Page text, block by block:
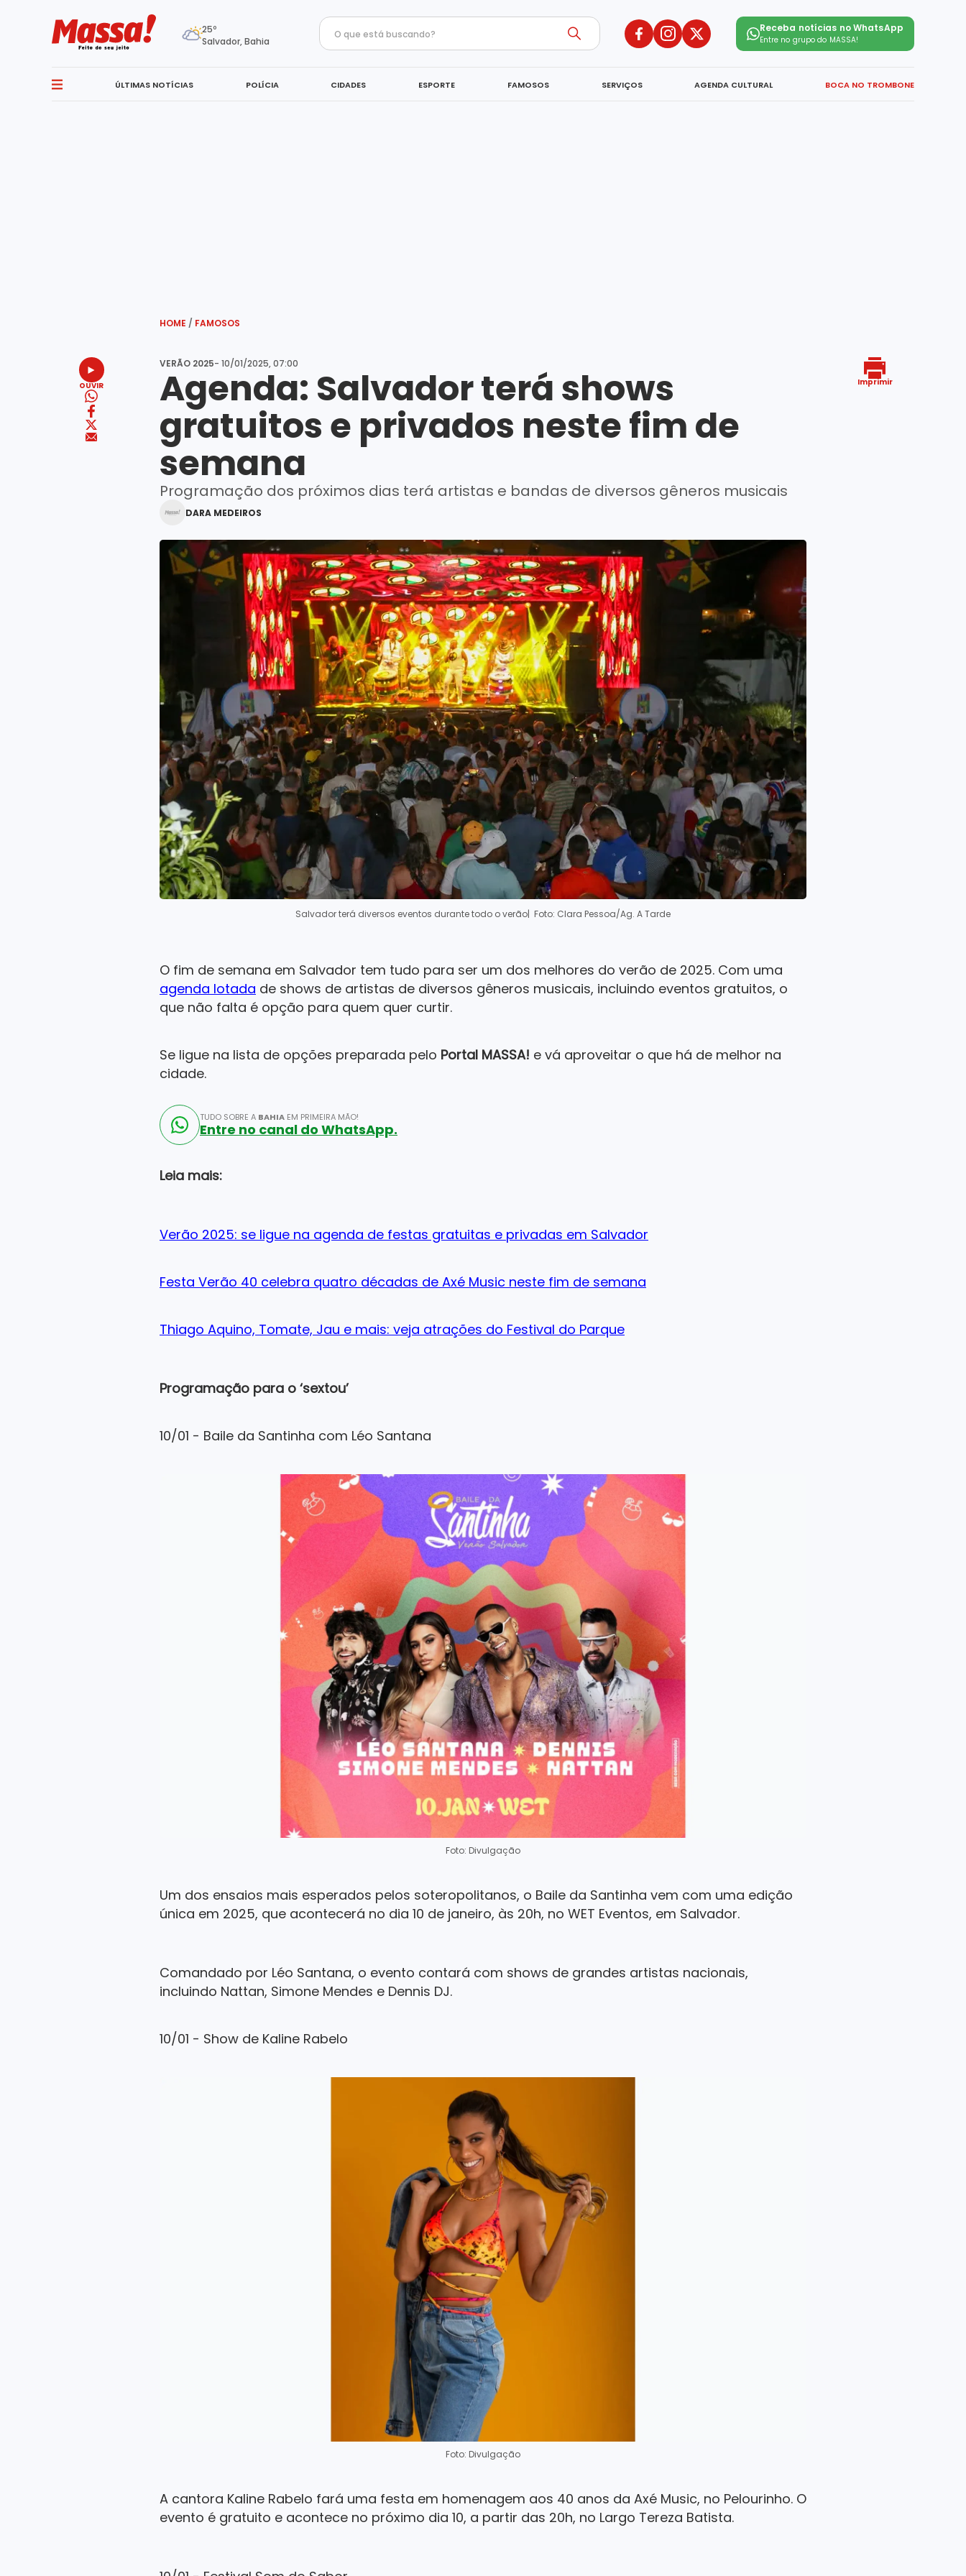
25º
Salvador, Bahia
Receba notícias no WhatsApp
Entre no grupo do MASSA!
ÚLTIMAS NOTÍCIAS POLÍCIA CIDADES ESPORTE FAMOSOS SERVIÇOS AGENDA CULTURAL BOCA NO TROMBONE
HOME / FAMOSOS
OUVIR
VERÃO 2025- 10/01/2025, 07:00
Agenda: Salvador terá shows
gratuitos e privados neste fim de
semana
Programação dos próximos dias terá artistas e bandas de diversos gêneros musicais
DARA MEDEIROS
Salvador terá diversos eventos durante todo o verão| Foto: Clara Pessoa/Ag. A Tarde
O fim de semana em Salvador tem tudo para ser um dos melhores do verão de 2025. Com uma
agenda lotada de shows de artistas de diversos gêneros musicais, incluindo eventos gratuitos, o
que não falta é opção para quem quer curtir.
Se ligue na lista de opções preparada pelo Portal MASSA! e vá aproveitar o que há de melhor na
cidade.
TUDO SOBRE A BAHIA EM PRIMEIRA MÃO!
Entre no canal do WhatsApp.
Leia mais:
Verão 2025: se ligue na agenda de festas gratuitas e privadas em Salvador
Festa Verão 40 celebra quatro décadas de Axé Music neste fim de semana
Thiago Aquino, Tomate, Jau e mais: veja atrações do Festival do Parque
Programação para o ‘sextou’
10/01 - Baile da Santinha com Léo Santana
Foto: Divulgação
Um dos ensaios mais esperados pelos soteropolitanos, o Baile da Santinha vem com uma edição
única em 2025, que acontecerá no dia 10 de janeiro, às 20h, no WET Eventos, em Salvador.
Comandado por Léo Santana, o evento contará com shows de grandes artistas nacionais,
incluindo Nattan, Simone Mendes e Dennis DJ.
10/01 - Show de Kaline Rabelo
Foto: Divulgação
A cantora Kaline Rabelo fará uma festa em homenagem aos 40 anos da Axé Music, no Pelourinho. O
evento é gratuito e acontece no próximo dia 10, a partir das 20h, no Largo Tereza Batista.
Imprimir